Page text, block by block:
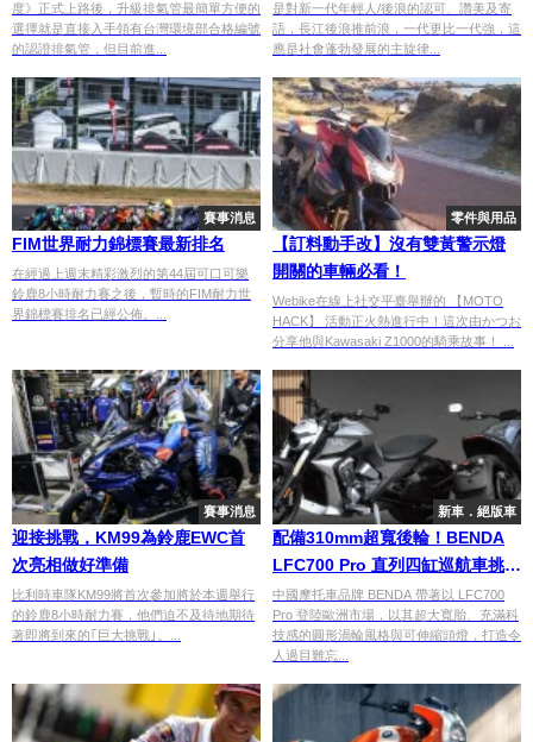
管開箱！
度》正式上路後，升級排氣管最簡單方便的
選擇就是直接入手領有台灣環境部合格編號
的認證排氣管，但目前進...
是對新一代年輕人/後浪的認可、讚美及寄
語，長江後浪推前浪，一代更比一代強，這
應是社會蓬勃發展的主旋律...
賽事消息
FIM世界耐力錦標賽最新排名
在經過上週末精彩激烈的第44屆可口可樂
鈴鹿8小時耐力賽之後，暫時的FIM耐力世
界錦標賽排名已經公佈。...
零件與用品
【訂料動手改】沒有雙黃警示燈
開關的車輛必看！
Webike在線上社交平臺舉辦的 【MOTO
HACK】 活動正火熱進行中！這次由かつお
分享他與Kawasaki Z1000的騎乘故事！ ...
賽事消息
迎接挑戰，KM99為鈴鹿EWC首
次亮相做好準備
比利時車隊KM99將首次參加將於本週舉行
的鈴鹿8小時耐力賽，他們迫不及待地期待
著即將到來的｢巨大挑戰｣。...
新車．絕版車
配備310mm超寬後輪！BENDA
LFC700 Pro 直列四缸巡航車挑戰
歐洲市場
中國摩托車品牌 BENDA 帶著以 LFC700
Pro 登陸歐洲市場，以其超大寬胎、充滿科
技感的圓形渦輪風格與可伸縮頭燈，打造令
人過目難忘...